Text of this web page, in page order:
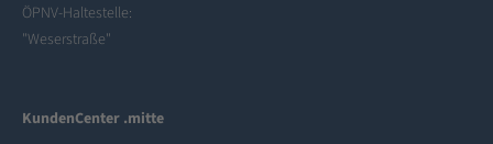
ÖPNV-Haltestelle:
"Weserstraße"
KundenCenter .mitte